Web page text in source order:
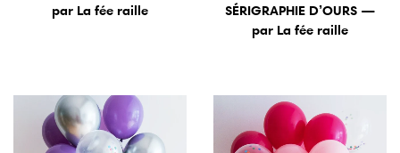
par La fée raille
SÉRIGRAPHIE D’OURS —
par La fée raille